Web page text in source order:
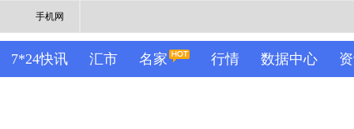
手机网
7*24快讯 汇市 名家 行情 数据中心